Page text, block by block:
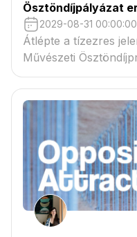
Ösztöndíjpályázat
2029-08-31 00:00:00
Átlépte a tízezres
Művészeti
tartaléklistás
csatolmányban